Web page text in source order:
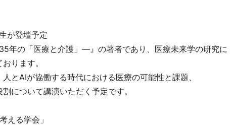
が登壇予定
年の「医療と介護」―』の著者であり、医療未来学の研究に
ります。
とAIが協働する時代における医療の可能性と課題、
について講演いただく予定です。
える学会」